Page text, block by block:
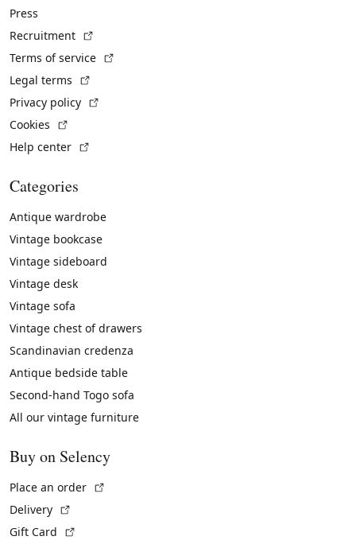
Press
Recruitment
Terms of service
Legal terms
Privacy policy
Cookies
Help center
Categories
Antique wardrobe
Vintage bookcase
Vintage sideboard
Vintage desk
Vintage sofa
Vintage chest of drawers
Scandinavian credenza
Antique bedside table
Second-hand Togo sofa
All our vintage furniture
Buy on Selency
Place an order
Delivery
Gift Card